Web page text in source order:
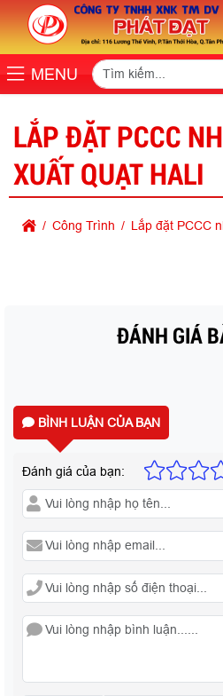
MENU
LẮP ĐẶT PCCC
XUẤT QUẠT HALI
Công Trình Lắp đặt PCCC
ĐÁNH GIÁ
BÌNH LUẬN CỦA BẠN
Đánh giá của bạn: